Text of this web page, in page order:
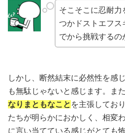
そこそこに忍耐力
つかドストエフス
でから挑戦するの
しかし、断然結末に必然性を感
も無駄じゃないと感じます。また
なりまともなこと を主張してお
たちが明らかにおかしく、相変
に言い当てている感じがとても怖